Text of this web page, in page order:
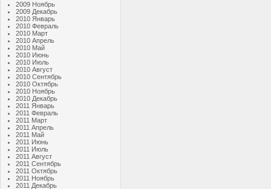
2009 Ноябрь
2009 Декабрь
2010 Январь
2010 Февраль
2010 Март
2010 Апрель
2010 Май
2010 Июнь
2010 Июль
2010 Август
2010 Сентябрь
2010 Октябрь
2010 Ноябрь
2010 Декабрь
2011 Январь
2011 Февраль
2011 Март
2011 Апрель
2011 Май
2011 Июнь
2011 Июль
2011 Август
2011 Сентябрь
2011 Октябрь
2011 Ноябрь
2011 Декабрь